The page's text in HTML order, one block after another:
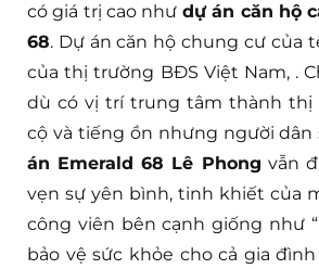
có giá trị cao như dự án căn hộ
68. Dự án căn hộ chung cư của
của thị trường BĐS Việt Nam, .
dù có vị trí trung tâm thành thị
cộ và tiếng ồn nhưng người dân
án Emerald 68 Lê Phong vẫn
vẹn sự yên bình, tinh khiết của
công viên bên cạnh giống như
bảo vệ sức khỏe cho cả gia